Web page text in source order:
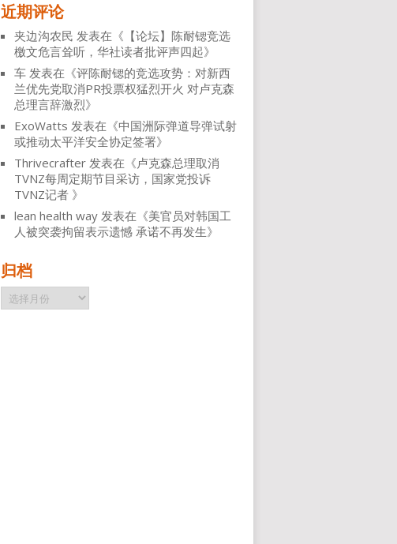
近期评论
夹边沟农民 发表在《 【论坛】陈耐锶竞选
檄文危言耸听，华社读者批评声四起》
车 发表在《评陈耐锶的竞选攻势：对新西
兰优先党取消PR投票权猛烈开火 对卢克森
总理言辞激烈》
ExoWatts 发表在《中国洲际弹道导弹试射
或推动太平洋安全协定签署》
Thrivecrafter 发表在《卢克森总理取消
TVNZ每周定期节目采访，国家党投诉
TVNZ记者 》
lean health way 发表在《美官员对韩国工
人被突袭拘留表示遗憾 承诺不再发生》
归档
归
档